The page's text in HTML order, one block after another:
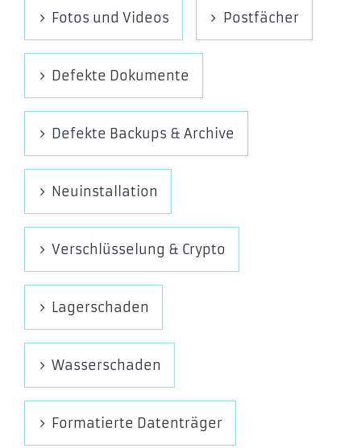
eCryptfs
Dm-crypt
cryptsetup/dmsetup
LUKS
Fotos und Videos Postfächer
Defekte Dokumente
Defekte Backups & Archive
Neuinstallation
Verschlüsselung & Crypto
Lagerschaden
Wasserschaden
Formatierte Datenträger